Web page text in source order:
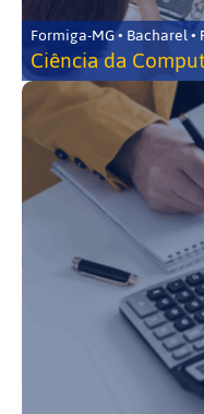
Formiga-MG • Bacharel
Ciência da